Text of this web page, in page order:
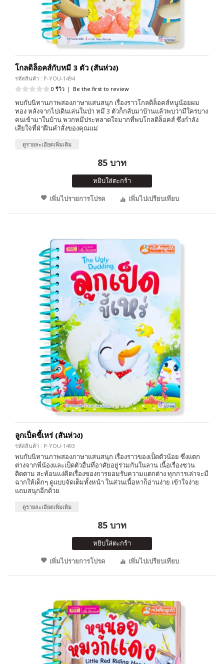
โกลดิล็อคส์กับหมี 3 ตัว (สันห่วง)
รหัสสินค้า : P-YOU-1494
0 รีวิว | Be the first to review
พบกับนิทานภาพสองภาษาแสนสนุก เรื่องราวโกลดิล็อคส์หนูน้อยผม
ทอง หลังจากไปเดินเล่นในป่า หมี 3 ตัวก็กลับมาบ้านแล้วพบว่ามีใครบาง
คนเข้ามาในบ้าน พวกหมีประหลาดใจมากที่พบโกลดิล็อคส์ ซึ่งกำลัง
เสียใจที่ฝ่าฝืนคำสั่งของคุณแม่
ดูรายละเอียดเพิ่มเติม
85 บาท
หยิบใส่ตะกร้า
เพิ่มไปรายการโปรด
เพิ่มไปเปรียบเทียบ
ลูกเป็ดขี้เหร่ (สันห่วง)
รหัสสินค้า : P-YOU-1493
พบกับนิทานภาพสองภาษาแสนสนุก เรื่องราวของเป็ดตัวน้อย ซึ่งแตก
ต่างจากพี่น้องและเป็ดตัวอื่นที่อาศัยอยู่ร่วมกันในลาน เนื้อเรื่องชวน
ติดตาม สะท้อนแง่คิดเรื่องของการยอมรับความแตกต่าง ทุกการเล่าจะมี
ฉากให้เด็กๆ ดูแบบจัดเต็มทั้งหน้า ในส่วนเนื้อหาก็อ่านง่าย เข้าใจง่าย
แถมสนุกอีกด้วย
ดูรายละเอียดเพิ่มเติม
85 บาท
หยิบใส่ตะกร้า
เพิ่มไปรายการโปรด
เพิ่มไปเปรียบเทียบ